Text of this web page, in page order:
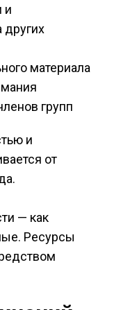
и
других
материала
групп
и
от
— как
Ресурсы